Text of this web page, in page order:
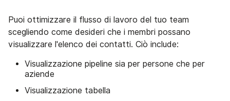
Puoi ottimizzare il flusso di lavoro del tuo team
scegliendo come desideri che i membri possano
visualizzare l'elenco dei contatti. Ciò include:
Visualizzazione pipeline sia per persone che per
aziende
Visualizzazione tabella